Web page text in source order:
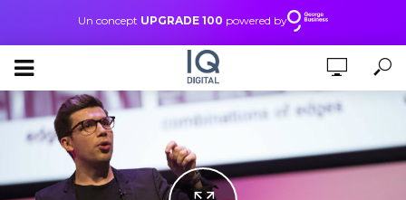
Un concept UPGRADE 100 powered by